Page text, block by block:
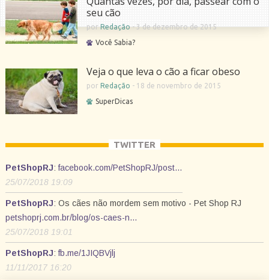
seu cão
porRedação-3 de dezembro de 2015
Você Sabia?
Veja o que leva o cão a ficar obeso
por Redação - 18 de novembro de 2015
SuperDicas
TWITTER
PetShopRJ:facebook.com/PetShopRJ/post…
25/07/2018 19:09
PetShopRJ: Os cães não mordem sem motivo - Pet Shop RJ
petshoprj.com.br/blog/os-caes-n…
25/07/2018 19:01
PetShopRJ:fb.me/1JIQBVjlj
11/11/2017 16:20